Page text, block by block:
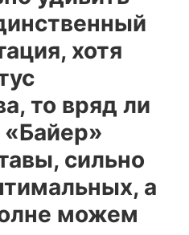
хотя
то вряд ли
«Байер»
сильно
а
можем